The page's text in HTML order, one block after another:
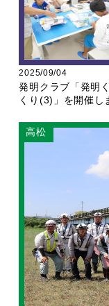
2025/09/04
発明クラブ「発明
くり(3)」を開催し
高松